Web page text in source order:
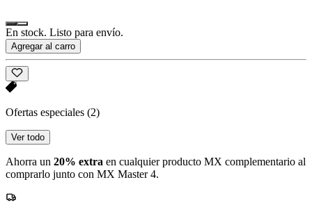
En stock. Listo para envío.
Agregar al carro
Ofertas especiales (2)
Ver todo
Ahorra un 20% extra en cualquier producto MX complementario al
comprarlo junto con MX Master 4.